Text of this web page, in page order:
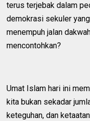
terus terjebak dalam
demokrasi sekuler
menempuh jalan
mencontohkan?
Umat Islam hari ini
kita bukan sekadar
keteguhan, dan